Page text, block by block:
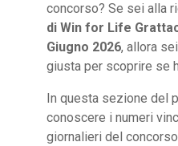
concorso? Se sei alla
di Win for Life
Giugno 2026, allora
giusta per scoprire se
In questa sezione del
conoscere i numeri
giornalieri del